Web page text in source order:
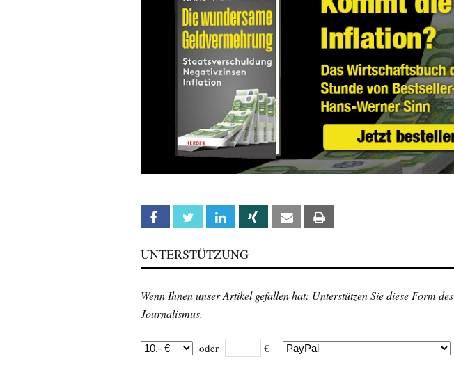
Facebook Twitter Linkedin Xing Email
UNTERSTÜTZUNG
Wenn Ihnen unser Artikel gefallen hat: Unterstützen Sie diese Form des
Journalismus.
oder €